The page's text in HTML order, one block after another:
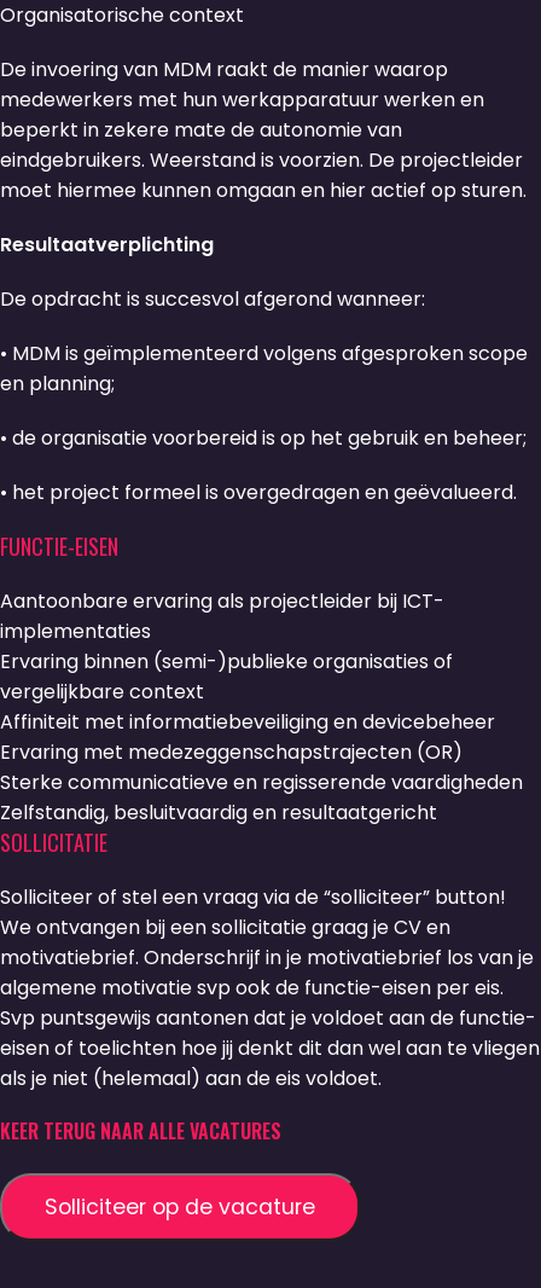
Organisatorische context
De invoering van MDM raakt de manier waarop
medewerkers met hun werkapparatuur werken en
beperkt in zekere mate de autonomie van
eindgebruikers. Weerstand is voorzien. De projectleider
moet hiermee kunnen omgaan en hier actief op sturen.
Resultaatverplichting
De opdracht is succesvol afgerond wanneer:
• MDM is geïmplementeerd volgens afgesproken scope
en planning;
• de organisatie voorbereid is op het gebruik en beheer;
• het project formeel is overgedragen en geëvalueerd.
FUNCTIE-EISEN
Aantoonbare ervaring als projectleider bij ICT-
implementaties
Ervaring binnen (semi-)publieke organisaties of
vergelijkbare context
Affiniteit met informatiebeveiliging en devicebeheer
Ervaring met medezeggenschapstrajecten (OR)
Sterke communicatieve en regisserende vaardigheden
Zelfstandig, besluitvaardig en resultaatgericht
SOLLICITATIE
Solliciteer of stel een vraag via de “solliciteer” button!
We ontvangen bij een sollicitatie graag je CV en
motivatiebrief. Onderschrijf in je motivatiebrief los van je
algemene motivatie svp ook de functie-eisen per eis.
Svp puntsgewijs aantonen dat je voldoet aan de functie-
eisen of toelichten hoe jij denkt dit dan wel aan te vliegen
als je niet (helemaal) aan de eis voldoet.
KEER TERUG NAAR ALLE VACATURES